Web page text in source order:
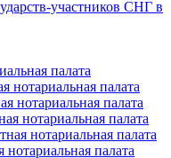
участников СНГ в
палата
нотариальная палата
нотариальная палата
нотариальная палата
нотариальная палата
палата